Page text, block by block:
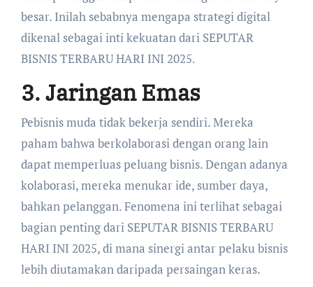
besar. Inilah sebabnya mengapa strategi digital
dikenal sebagai inti kekuatan dari SEPUTAR
BISNIS TERBARU HARI INI 2025.
3. Jaringan Emas
Pebisnis muda tidak bekerja sendiri. Mereka
paham bahwa berkolaborasi dengan orang lain
dapat memperluas peluang bisnis. Dengan adanya
kolaborasi, mereka menukar ide, sumber daya,
bahkan pelanggan. Fenomena ini terlihat sebagai
bagian penting dari SEPUTAR BISNIS TERBARU
HARI INI 2025, di mana sinergi antar pelaku bisnis
lebih diutamakan daripada persaingan keras.